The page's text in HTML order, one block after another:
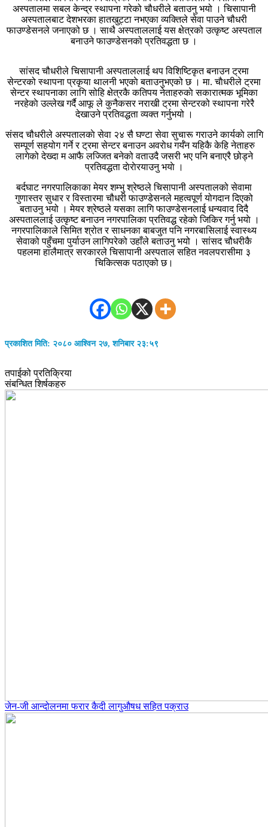
अस्पतालमा सबल केन्द्र स्थापना गरेको चौधरीले बताउनु भयो । चिसापानी
अस्पतालबाट देशभरका हातखुट्टा नभएका व्यक्तिले सेवा पाउने चौधरी
फाउण्डेसनले जनाएको छ । साथै अस्पताललाई यस क्षेत्रको उत्कृष्ट अस्पताल
बनाउने फाउण्डेसनको प्रतिवद्धता छ ।
सांसद चौधरीले चिसापानी अस्पताललाई थप विशिष्टिकृत बनाउन ट्रमा
सेन्टरको स्थापना प्रकृया थालनी भएकाे बताउनुभएको छ । मा. चाैधरीले ट्रमा
सेन्टर स्थापनाका लागि सोहि क्षेत्रकै कतिपय नेताहरुकाे सकारात्मक भूमिका
नरहेकाे उल्लेख गर्दै आफू ले कुनैकसर नराखी ट्रमा सेन्टरको स्थापना गरेरै
देखाउने प्रतिवद्धता व्यक्त गर्नुभयो ।
संसद चौधरीले अस्पतालकाे सेवा २४ सै घण्टा सेवा सुचारू गराउने कार्यकाे लागि
सम्पूर्ण सहयोग गर्ने र ट्रमा सेन्टर बनाउन अवराेध गर्यँन यहिकै केहि नेताहरु
लागेको देख्दा म आफै लज्जित बनेको वताउदै जसरी भए पनि बनाएरै छोड्ने
प्रतिवद्धता दाेराेरयाउनु भयाे ।
बर्दघाट नगरपालिकाका मेयर शम्भु श्रेष्ठले चिसापानी अस्पतालको सेवामा
गुणास्तर सुधार र विस्तारमा चौधरी फाउण्डेसनले महत्वपूर्ण योगदान दिएको
बताउनु भयो । मेयर श्रेष्ठले यसका लागि फाउण्डेसनलाई धन्यवाद दिदै
अस्पताललाई उत्कृष्ट बनाउन नगरपालिका प्रतिवद्ध रहेकाे जिकिर गर्नु भयाे ।
नगरपालिकाले सिमित श्रोत र साधनका बाबजुत पनि नगरबासिलाई स्वास्थ्य
सेवाको पहुँचमा पुर्याउन लागिपरेको उहाँले बताउनु भयो । सांसद चौधरीकै
पहलमा हालैमात्र सरकारले चिसापानी अस्पताल सहित नवलपरासीमा ३
चिकित्सक पठाएको छ।
प्रकाशित मिति: २०८० आश्विन २७, शनिबार २३:५९
तपाईको प्रतिक्रिया
संबन्धित शिर्षकहरु
जेन-जी आन्दोलनमा फरार कैदी लागुऔषध सहित पक्राउ